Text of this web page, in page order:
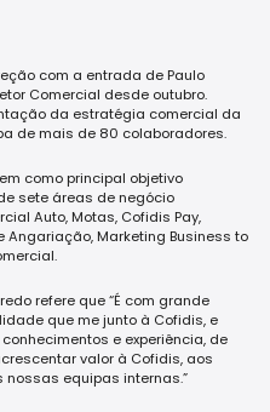
com a entrada de Paulo
Comercial desde outubro.
da estratégia comercial da
de mais de 80 colaboradores.
como principal objetivo
sete áreas de negócio
Auto, Motas, Cofidis Pay,
Angariação, Marketing Business to
refere que “É com grande
que me junto à Cofidis, e
e experiência, de
valor à Cofidis, aos
nossas equipas internas.”